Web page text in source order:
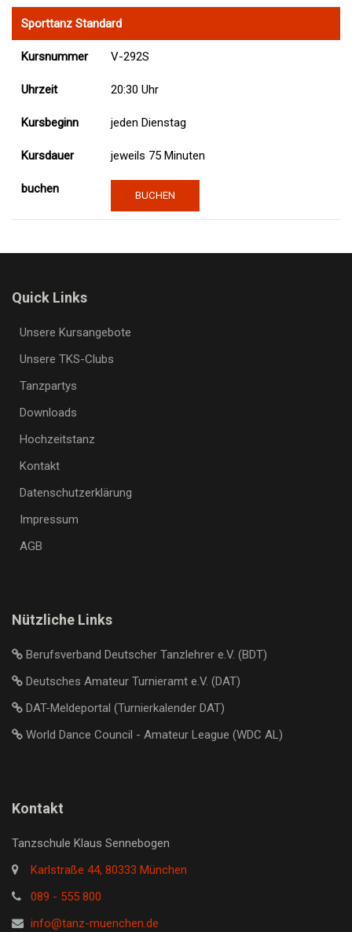
Quick Links
Unsere Kursangebote
Unsere TKS-Clubs
Tanzpartys
Downloads
Hochzeitstanz
Kontakt
Datenschutzerklärung
Impressum
AGB
Nützliche Links
Berufsverband Deutscher Tanzlehrer e.V. (BDT)
Deutsches Amateur Turnieramt e.V. (DAT)
DAT-Meldeportal (Turnierkalender DAT)
World Dance Council - Amateur League (WDC AL)
Kontakt
Tanzschule Klaus Sennebogen
Karlstraße 44, 80333 München
089 - 555 800
info@tanz-muenchen.de